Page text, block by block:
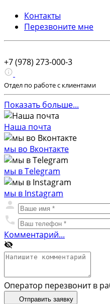
Контакты
Перезвоните мне
+7 (978) 273-000-3
Отдел по работе с клиентами
Показать больше...
Наша почта
мы во Вконтакте
мы в Telegram
мы в Instagram
Комментарий...
Оператор перезвонит в
Отправить заявку